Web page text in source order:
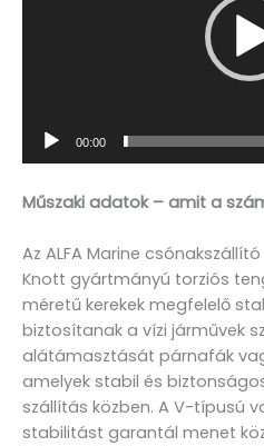
00:00
Műszaki adatok – amit a
Az ALFA Marine
Knott gyártmányú torziós
méretű kerekek megfelelő
biztosítanak a vízi járművek
alátámasztását párnafák
amelyek stabil és
szállítás közben. A V-típusú
stabilitást garantál menet